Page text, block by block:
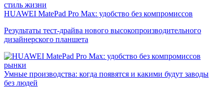
стиль жизни
HUAWEI MatePad Pro Max: удобство без компромиссов
Результаты тест-драйва нового высокопроизводительного
дизайнерского планшета
рынки
Умные производства: когда появятся и какими будут заводы
без людей